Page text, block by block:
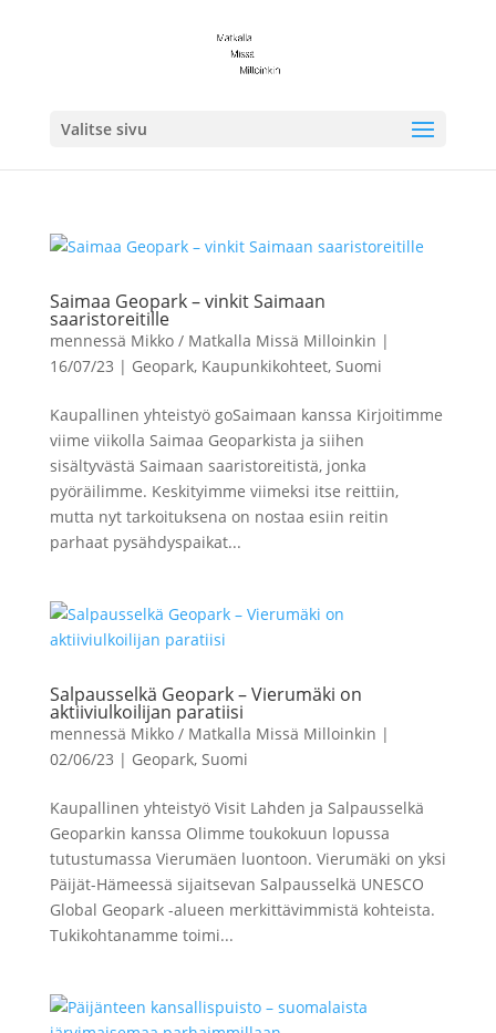
Valitse sivu
Saimaa Geopark – vinkit Saimaan
saaristoreitille
mennessä Mikko / Matkalla Missä Milloinkin |
16/07/23 | Geopark, Kaupunkikohteet, Suomi
Kaupallinen yhteistyö goSaimaan kanssa Kirjoitimme
viime viikolla Saimaa Geoparkista ja siihen
sisältyvästä Saimaan saaristoreitistä, jonka
pyöräilimme. Keskityimme viimeksi itse reittiin,
mutta nyt tarkoituksena on nostaa esiin reitin
parhaat pysähdyspaikat...
Salpausselkä Geopark – Vierumäki on
aktiiviulkoilijan paratiisi
mennessä Mikko / Matkalla Missä Milloinkin |
02/06/23 | Geopark, Suomi
Kaupallinen yhteistyö Visit Lahden ja Salpausselkä
Geoparkin kanssa Olimme toukokuun lopussa
tutustumassa Vierumäen luontoon. Vierumäki on yksi
Päijät-Hämeessä sijaitsevan Salpausselkä UNESCO
Global Geopark -alueen merkittävimmistä kohteista.
Tukikohtanamme toimi...